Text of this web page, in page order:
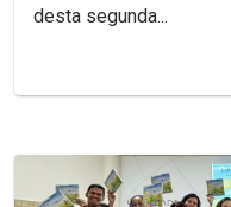
desta segunda...